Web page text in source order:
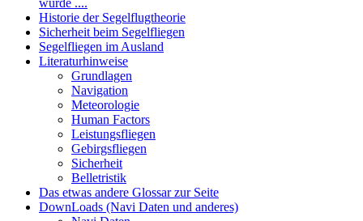
wurde ....
Historie der Segelflugtheorie
Sicherheit beim Segelfliegen
Segelfliegen im Ausland
Literaturhinweise
Grundlagen
Navigation
Meteorologie
Human Factors
Leistungsfliegen
Gebirgsfliegen
Sicherheit
Belletristik
Das etwas andere Glossar zur Seite
DownLoads (Navi Daten und anderes)